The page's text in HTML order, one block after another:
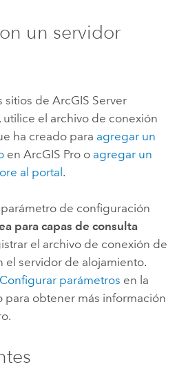
un servidor
sitios de ArcGIS Server
utilice el archivo de conexión
ha creado para agregar un
en ArcGIS Proo agregar un
al portal.
de configuración
para capas de consulta
el archivo de conexión de
el servidor de alojamiento.
Configurar parámetros en la
para obtener más información